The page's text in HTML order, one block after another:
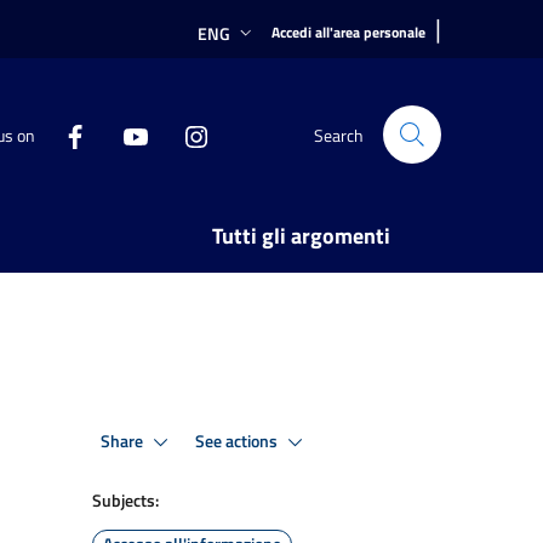
ENG Accedi all'area personale |
on Search
Tutti gli argomenti
Share See actions
Subjects: